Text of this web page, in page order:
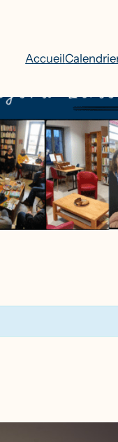
Accueil
vous vous